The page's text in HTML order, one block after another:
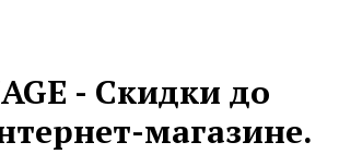
- Скидки до
магазине.